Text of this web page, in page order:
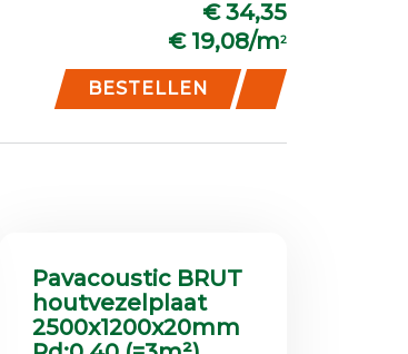
€ 34,35
€ 19,08/m2
BESTELLEN
Pavacoustic BRUT
houtvezelplaat
2500x1200x20mm